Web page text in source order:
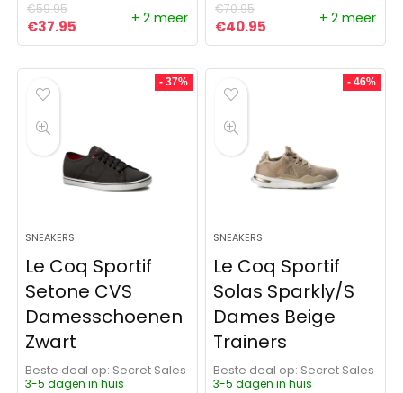
€59.95
Oorspronkelijke prijs was: €59.95.
€37.95 Huidige prijs is: €37.95.
+ 2 meer
€70.95
Oorspronkelijke prijs was:
€40.95 Huidige prijs is:
+ 2 meer
- 37%
SNEAKERS
Le Coq Sportif
Setone CVS
Damesschoenen
Zwart
Beste deal op:
Secret Sales
3-5 dagen in huis
- 46%
SNEAKERS
Le Coq Sportif
Solas Sparkly/S
Dames Beige
Trainers
Beste deal op:
Secret Sales
3-5 dagen in huis